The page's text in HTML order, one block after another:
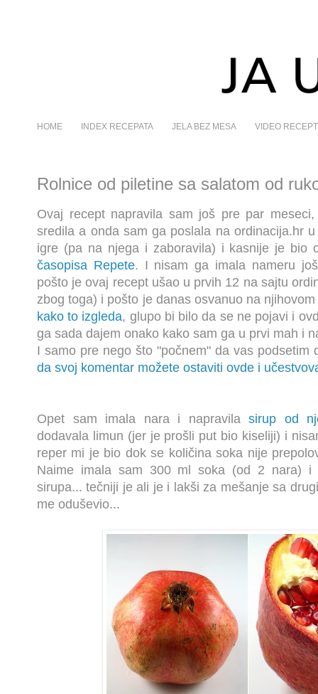
HOME INDEX RECEPATA JELA BEZ MESA VIDEO
Rolnice od piletine sa salatom od
Ovaj recept napravila sam još pre par
sredila a onda sam ga poslala na ordinacija.hr
igre (pa na njega i zaboravila) i kasnije je bio
časopisa Repete. I nisam ga imala nameru
pošto je ovaj recept ušao u prvih 12 na sajtu
zbog toga) i pošto je danas osvanuo na
kako to izgleda, glupo bi bilo da se ne pojavi i
ga sada dajem onako kako sam ga u prvi mah i
I samo pre nego što "počnem" da vas podsetim
da svoj komentar možete ostaviti ovde i
Opet sam imala nara i napravilasirup od
dodavala limun (jer je prošli put bio kiseliji) i
reper mi je bio dok se količina soka nije prep
Naime imala sam 300 ml soka (od 2 nara) i
sirupa... tečniji je ali je i lakši za mešanje sa
me oduševio...